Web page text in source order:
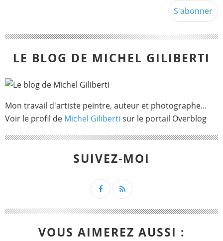
LE BLOG DE MICHEL GILIBERTI
Mon travail d'artiste peintre, auteur et photographe...
Voir le profil de Michel Giliberti sur le portail Overblog
SUIVEZ-MOI
VOUS AIMEREZ AUSSI :